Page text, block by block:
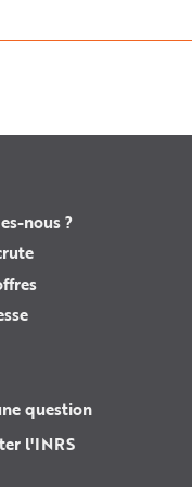
nous ?
question
l'INRS